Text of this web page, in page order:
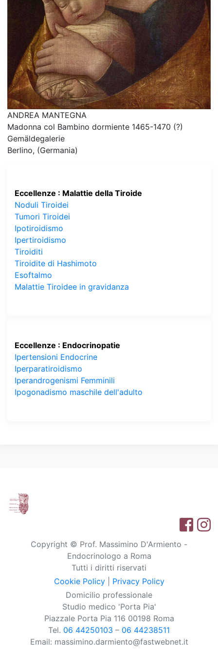
ANDREA MANTEGNA
Madonna col Bambino dormiente 1465-1470 (?)
Gemäldegalerie
Berlino, (Germania)
Eccellenze : Malattie della Tiroide
Noduli Tiroidei
Tumori Tiroidei
Ipotiroidismo
Ipertiroidismo
Tiroiditi
Tiroidite di Hashimoto
Esoftalmo
Malattie Tiroidee in gravidanza
Eccellenze : Endocrinopatie
Ipertensioni Endocrine
Iperparatiroidismo
Iperandrogenismi Femminili
Ipogonadismo maschile dell'adulto
Copyright © Prof. Massimino D'Armiento -
Endocrinologo a Roma
Tutti i diritti riservati
Cookie Policy| Privacy Policy
Domicilio professionale
Studio medico 'Porta Pia'
Piazzale Porta Pia 116 00198 Roma
Tel. 06 44250103 – 06 44238511
Email: massimino.darmiento@fastwebnet.it